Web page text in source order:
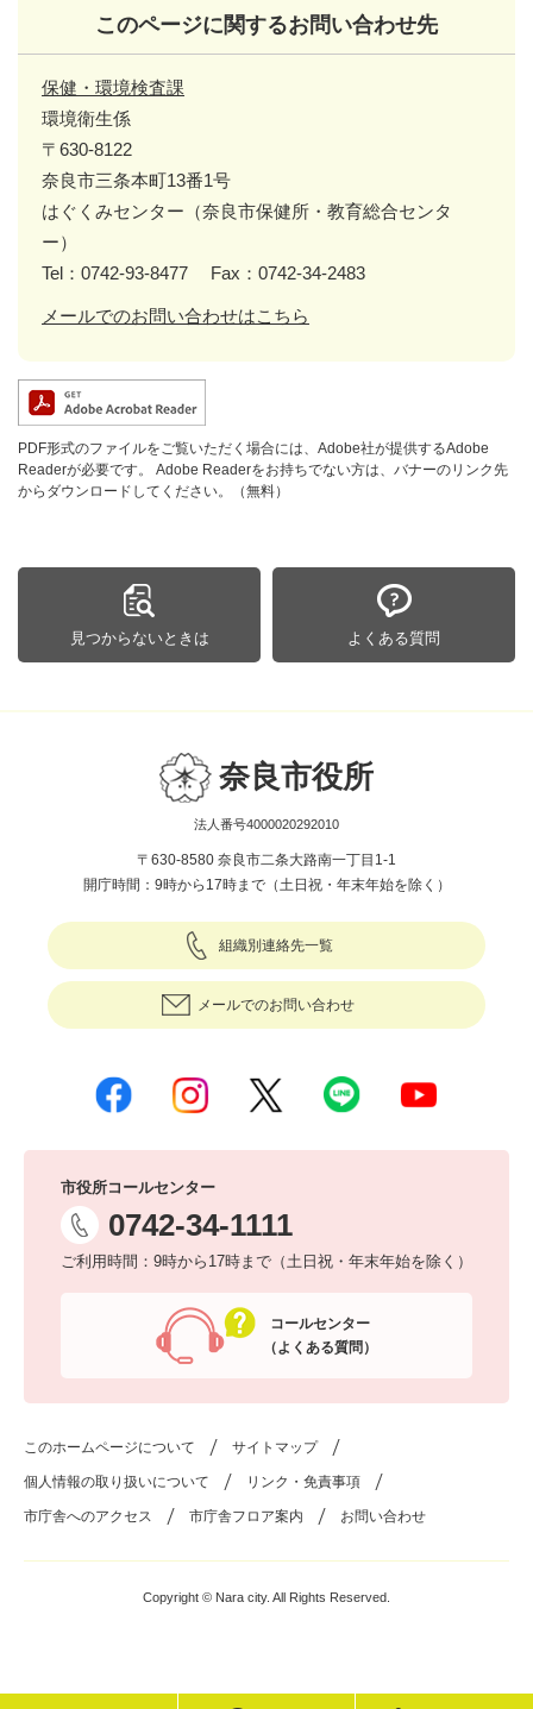
このページに関するお問い合わせ先
保健・環境検査課
環境衛生係
〒630-8122
奈良市三条本町13番1号
はぐくみセンター（奈良市保健所・教育総合センタ
ー）
Tel：0742-93-8477
Fax：0742-34-2483
メールでのお問い合わせはこちら
PDF形式のファイルをご覧いただく場合には、Adobe社が提供するAdobe
Readerが必要です。
Adobe Readerをお持ちでない方は、バナーのリンク先
からダウンロードしてください。（無料）
見つからないときは よくある質問
奈良市役所
法人番号4000020292010
〒630-8580 奈良市二条大路南一丁目1-1
開庁時間：9時から17時まで（土日祝・年末年始を除く）
組織別連絡先一覧
メールでのお問い合わせ
市役所コールセンター
0742-34-1111
ご利用時間：9時から17時まで（土日祝・年末年始を除く）
コールセンター
（よくある質問）
このホームページについて サイトマップ
個人情報の取り扱いについて リンク・免責事項
市庁舎へのアクセス 市庁舎フロア案内 お問い合わせ
Copyright © Nara city. All Rights Reserved.